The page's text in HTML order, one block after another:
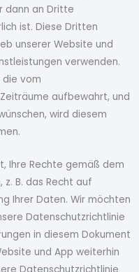
dann an Dritte
ist. Diese Dritten
unserer Website und
verwenden.
die vom
aufbewahrt, und
wird diesem
Ihre Rechte gemäß dem
B. das Recht auf
Ihrer Daten. Wir möchten
Datenschutzrichtlinie
in diesem Dokument
und App weiterhin